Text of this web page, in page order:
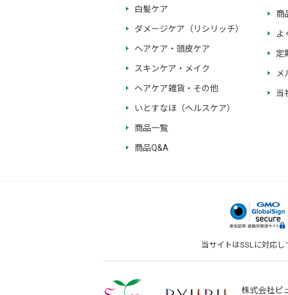
白髪ケア
ダメージケア（リシリッチ）
ヘアケア・頭皮ケア
スキンケア・メイク
ヘアケア雑貨・その他
いとすなほ（ヘルスケア）
商品一覧
商品Q&A
商
よ
定
メ
当
当サイトはSSLに対応
株式会社